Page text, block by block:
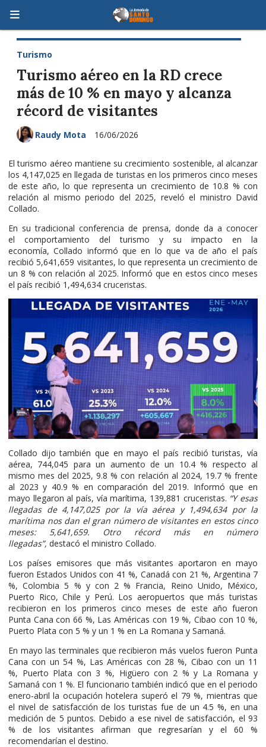
Turismo aéreo en la RD crece
más de 10 % en mayo y alcanza
récord de visitantes
Turismo
16/06/2026
Raudy Mota
El turismo aéreo mantiene su crecimiento sostenible, al alcanzar
los 4,147,025 en llegada de turistas en los primeros cinco meses
de este año, lo que representa un crecimiento de 10.8 % con
relación al mismo periodo del 2025, reveló el ministro David
Collado.
En su tradicional conferencia de prensa, donde da a conocer
el comportamiento del turismo y su impacto en la
economía, Collado informó que en lo que va de año el país
recibió 5,641,659 visitantes, lo que representa un crecimiento de
un 8 % con relación al 2025. Informó que en estos cinco meses
el país recibió 1,494,634 cruceristas.
Collado dijo también que en mayo el país recibió turistas, vía
aérea, 744,045 para un aumento de un 10.4 % respecto al
mismo mes del 2025, 9.8 % con relación al 2024, 19.7 % frente
al 2023 y 40.9 % en comparación del 2019. Informó que en
mayo llegaron al país, vía marítima, 139,881 cruceristas. “Y esas
llegadas de 4,147,025 por la vía aérea y 1,494,634 por la
marítima nos dan el gran número de visitantes en estos cinco
meses: 5,641,659. Otro récord más en número
llegadas”, destacó el ministro Collado.
Los países emisores que más visitantes aportaron en mayo
fueron Estados Unidos con 41 %, Canadá con 21 %, Argentina 7
%, Colombia 5 % y con 2 % Francia, Reino Unido, México,
Puerto Rico, Chile y Perú. Los aeropuertos que más turistas
recibieron en los primeros cinco meses de este año fueron
Punta Cana con 66 %, Las Américas con 19 %, Cibao con 10 %,
Puerto Plata con 5 % y un 1 % en La Romana y Samaná.
En mayo las terminales que recibieron más vuelos fueron Punta
Cana con un 54 %, Las Américas con 28 %, Cibao con un 11
%, Puerto Plata con 3 %, Higüero con 2 % y La Romana y
Samaná con 1 %. El funcionario también indicó que en el periodo
enero-abril la ocupación hotelera superó el 79 %, mientras que
el nivel de satisfacción de los turistas fue de un 4.5 %, en una
medición de 5 puntos. Debido a ese nivel de satisfacción, el 93
% de los visitantes afirman que regresarían y el 60 %
recomendarían el destino.